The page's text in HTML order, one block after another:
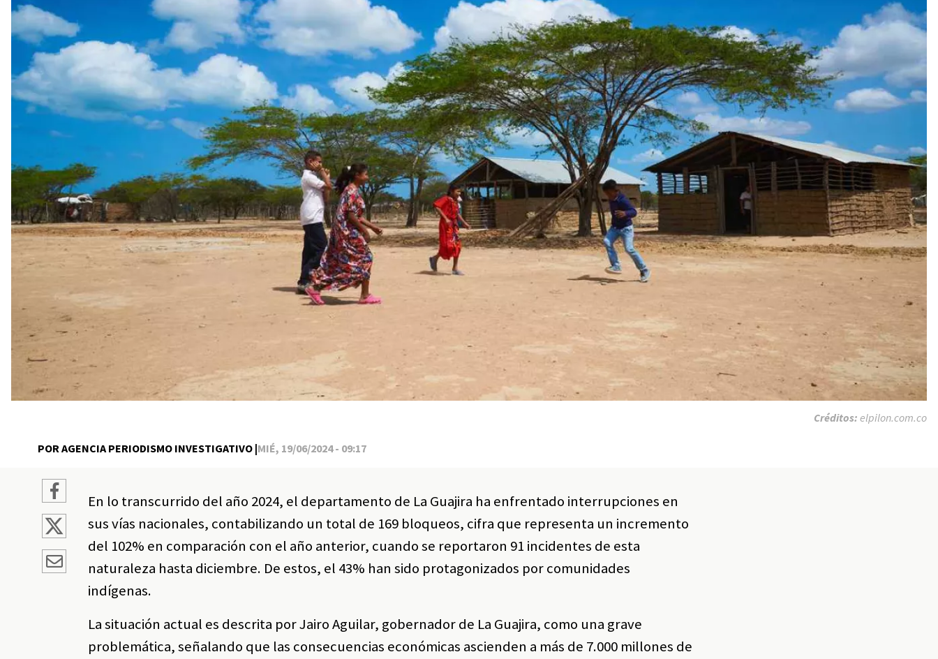
POR AGENCIA PERIODISMO INVESTIGATIVO |MIÉ, 19/06/2024 - 09:17
Créditos: elpilon.com.co
En lo transcurrido del año 2024, el departamento de La Guajira ha enfrentado interrupciones en
sus vías nacionales, contabilizando un total de 169 bloqueos, cifra que representa un incremento
del 102% en comparación con el año anterior, cuando se reportaron 91 incidentes de esta
naturaleza hasta diciembre. De estos, el 43% han sido protagonizados por comunidades
indígenas.
La situación actual es descrita por Jairo Aguilar, gobernador de La Guajira, como una grave
problemática, señalando que las consecuencias económicas ascienden a más de 7.000 millones de